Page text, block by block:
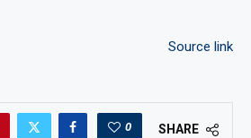
Source link
SHARE
0